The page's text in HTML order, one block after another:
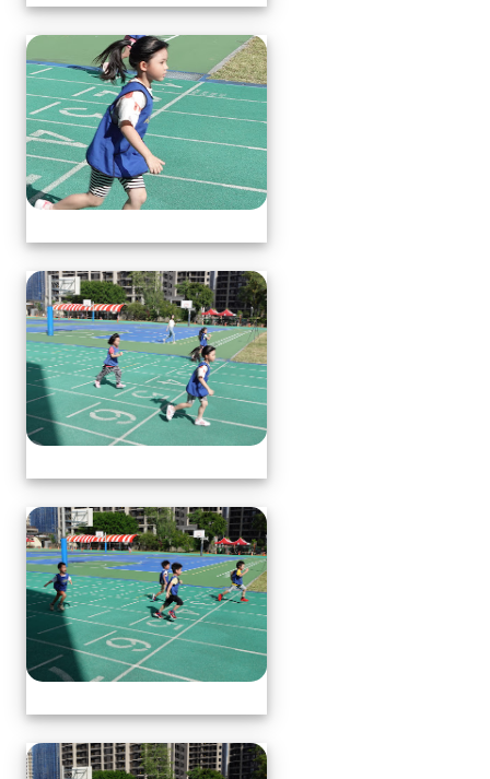
體育表演會(全員賽跑會前賽)
體育表演會(全員賽跑會前賽)
體育表演會(全員賽跑會前賽)
體育表演會(全員賽跑會前賽)